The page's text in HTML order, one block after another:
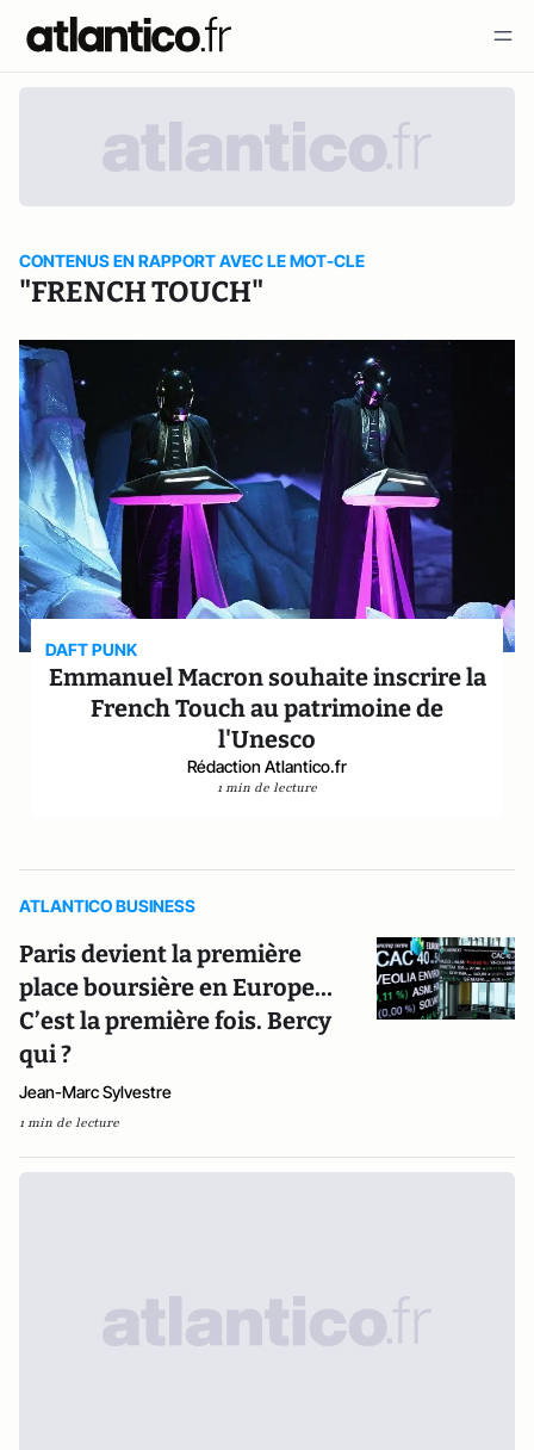
CONTENUS EN RAPPORT AVEC LE MOT-CLE
"FRENCH TOUCH"
DAFT PUNK
Emmanuel Macron souhaite inscrire la
French Touch au patrimoine de
l'Unesco
Rédaction Atlantico.fr
1 min de lecture
ATLANTICO BUSINESS
Paris devient la première
place boursière en Europe…
C’est la première fois. Bercy
qui ?
Jean-Marc Sylvestre
1 min de lecture